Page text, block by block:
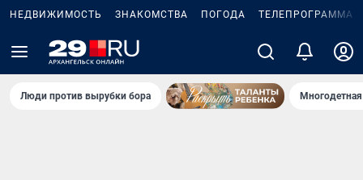
НЕДВИЖИМОСТЬ ЗНАКОМСТВА ПОГОДА ТЕЛЕПРОГРАММА
Люди против вырубки бора